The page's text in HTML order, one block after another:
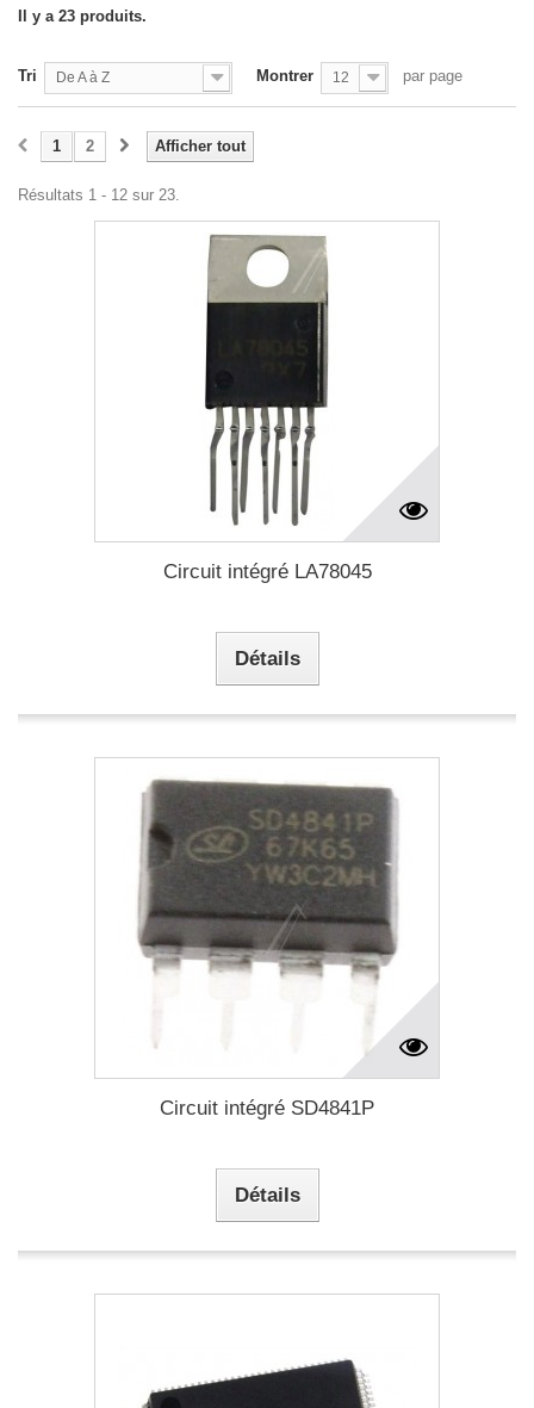
Il y a 23 produits.
Tri De A à Z Montrer 12 par page
Afficher tout
1 2
Résultats 1 - 12 sur 23.
Circuit intégré LA78045
Détails
Circuit intégré SD4841P
Détails